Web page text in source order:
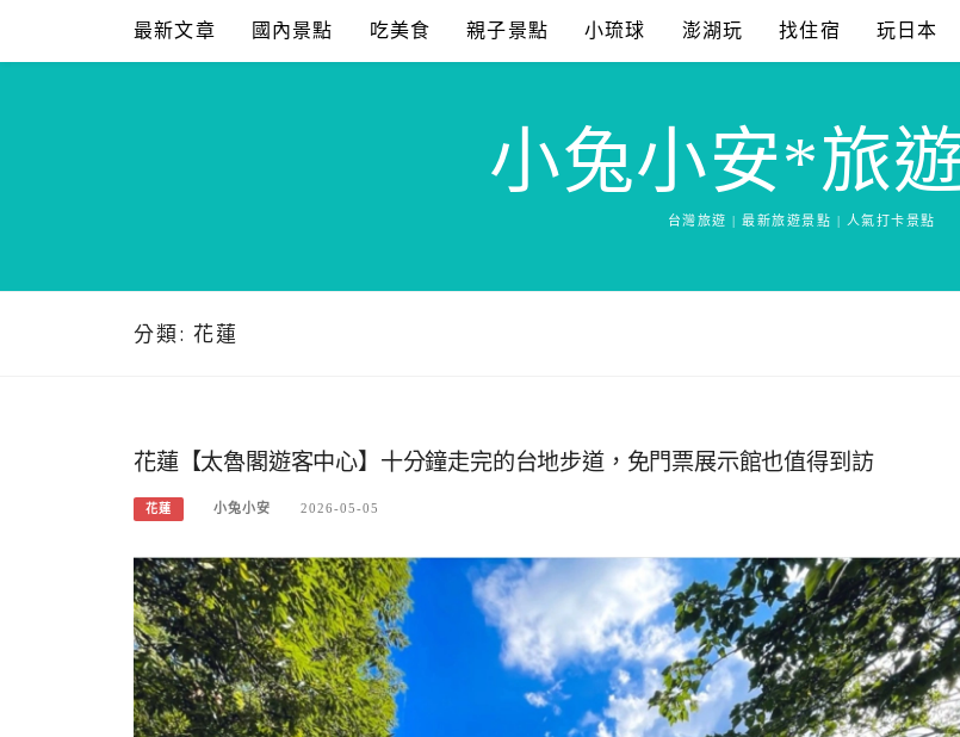
content
最新文章 國內景點 吃美食 親子景點 小琉球 澎湖玩 找住宿 玩日本
小兔小安*旅
台灣旅遊 | 最新旅遊景點 | 人氣打卡景點
分類: 花蓮
花蓮【太魯閣遊客中心】十分鐘走完的台地步道，免門票展示館也值得到訪
花蓮 小兔小安 2026-05-05